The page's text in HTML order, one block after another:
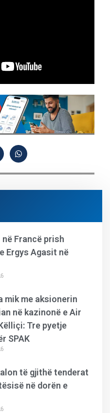
Francë prish
Ergys Agasit në
mik me aksionerin
në kazinonë e Air
Tre pyetje
SPAK
të gjithë tenderat
në dorën e